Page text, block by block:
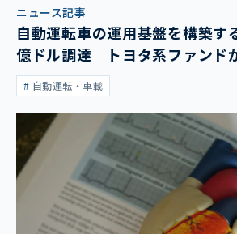
ニュース記事
自動運転車の運用基盤を構築
億ドル調達 トヨタ系ファンド
自動運転・車載